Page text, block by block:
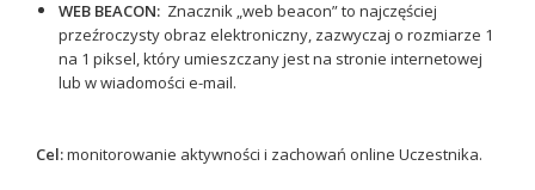
WEB BEACON: Znacznik „web beacon” to najczęściej
przeźroczysty obraz elektroniczny, zazwyczaj o rozmiarze 1
na 1 piksel, który umieszczany jest na stronie internetowej
lub w wiadomości e-mail.
Cel:monitorowanie aktywności i zachowań online Uczestnika.